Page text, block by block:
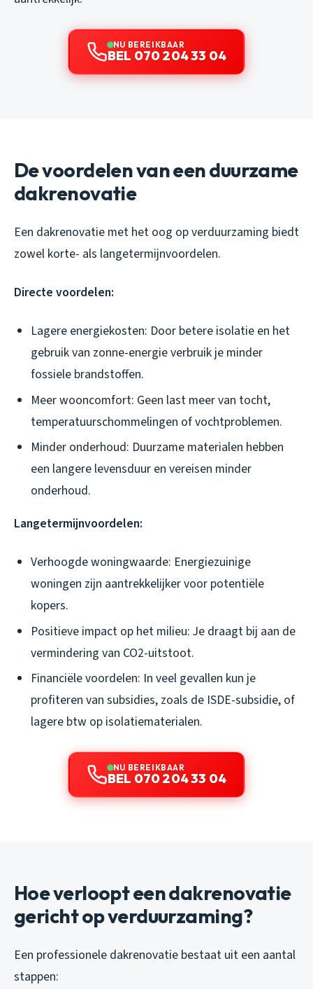
NU BEREIKBAAR
BEL 070 204 33 04
De voordelen van een duurzame
dakrenovatie
Een dakrenovatie met het oog op verduurzaming biedt
zowel korte- als langetermijnvoordelen.
Directe voordelen:
Lagere energiekosten: Door betere isolatie en het
gebruik van zonne-energie verbruik je minder
fossiele brandstoffen.
Meer wooncomfort: Geen last meer van tocht,
temperatuurschommelingen of vochtproblemen.
Minder onderhoud: Duurzame materialen hebben
een langere levensduur en vereisen minder
onderhoud.
Langetermijnvoordelen:
Verhoogde woningwaarde: Energiezuinige
woningen zijn aantrekkelijker voor potentiële
kopers.
Positieve impact op het milieu: Je draagt bij aan de
vermindering van CO2-uitstoot.
Financiële voordelen: In veel gevallen kun je
profiteren van subsidies, zoals de ISDE-subsidie, of
lagere btw op isolatiematerialen.
NU BEREIKBAAR
BEL 070 204 33 04
Hoe verloopt een dakrenovatie
gericht op verduurzaming?
Een professionele dakrenovatie bestaat uit een aantal
stappen: